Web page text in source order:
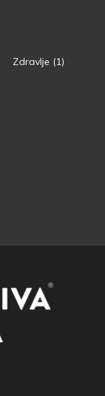
Zdravlje (1)